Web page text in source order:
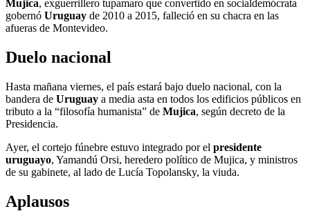
Mujica, exguerrillero tupamaro que convertido en socialdemócrata
gobernó Uruguay de 2010 a 2015, falleció en su chacra en las
afueras de Montevideo.
Duelo nacional
Hasta mañana viernes, el país estará bajo duelo nacional, con la
bandera de Uruguay a media asta en todos los edificios públicos en
tributo a la “filosofía humanista” de Mujica, según decreto de la
Presidencia.
Ayer, el cortejo fúnebre estuvo integrado por el presidente
uruguayo, Yamandú Orsi, heredero político de Mujica, y ministros
de su gabinete, al lado de Lucía Topolansky, la viuda.
Aplausos